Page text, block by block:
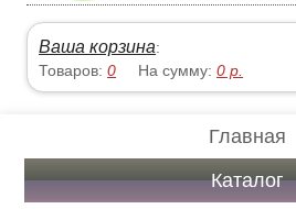
Ваша корзина:
Товаров:0 На сумму:0 р.
Главная
Каталог